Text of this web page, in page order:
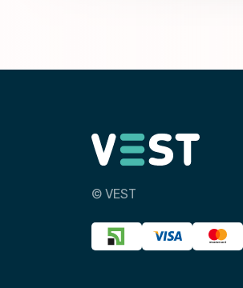
© VEST